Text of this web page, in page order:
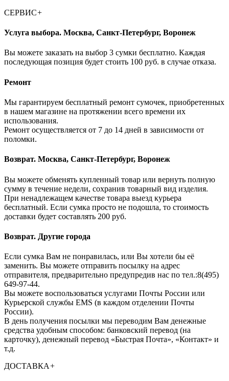
СЕРВИС+
Услуга выбора. Москва, Санкт-Петербург, Воронеж
Вы можете заказать на выбор 3 сумки бесплатно. Каждая
последующая позиция будет стоить 100 руб. в случае отказа.
Ремонт
Мы гарантируем бесплатный ремонт сумочек, приобретенных
в нашем магазине на протяжении всего времени их
использования.
Ремонт осуществляется от 7 до 14 дней в зависимости от
поломки.
Возврат. Москва, Санкт-Петербург, Воронеж
Вы можете обменять купленный товар или вернуть полную
сумму в течение недели, сохранив товарный вид изделия.
При ненадлежащем качестве товара выезд курьера
бесплатный. Если сумка просто не подошла, то стоимость
доставки будет составлять 200 руб.
Возврат. Другие города
Если сумка Вам не понравилась, или Вы хотели бы её
заменить. Вы можете отправить посылку на адрес
отправителя, предварительно предупредив нас по тел.:8(495)
649-97-44.
Вы можете воспользоваться услугами Почты России или
Курьерской службы EMS (в каждом отделении Почты
России).
В день получения посылки мы переводим Вам денежные
средства удобным способом: банковский перевод (на
карточку), денежный перевод «Быстрая Почта», «Контакт» и
т.д.
ДОСТАВКА+